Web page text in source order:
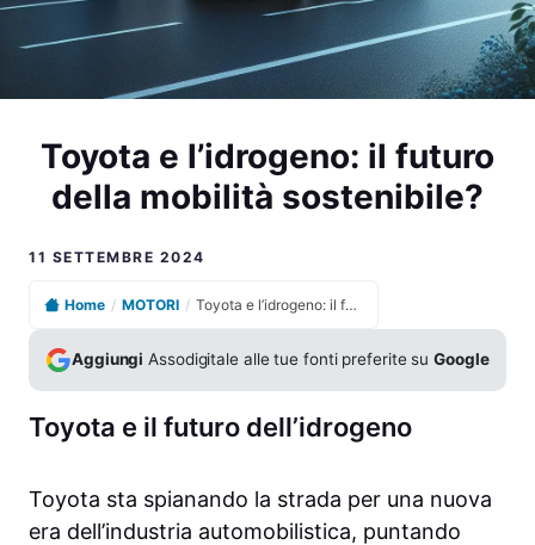
Toyota e l’idrogeno: il futuro
della mobilità sostenibile?
11 SETTEMBRE 2024
Home / MOTORI / Toyota e l’idrogeno: il futuro della mobilità sostenibile?
Aggiungi Assodigitale alle tue fonti preferite suGoogle
Toyota e il futuro dell’idrogeno
Toyota sta spianando la strada per una nuova
era dell’industria automobilistica, puntando